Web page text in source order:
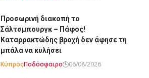
Προσωρινή διακοπή το
Σάλτσμπουργκ – Πάφος!
Καταρρακτώδης βροχή δεν άφησε τη
μπάλα να κυλήσει
ΚύπροςΠοδόσφαιρο 06/08/2026